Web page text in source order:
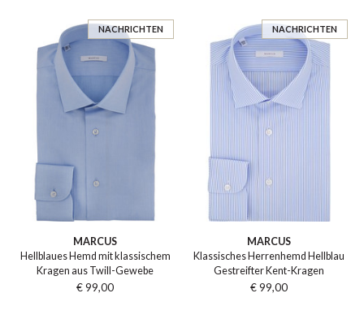
NACHRICHTEN
MARCUS
Hellblaues Hemd mit klassischem
Kragen aus Twill-Gewebe
€ 99,00
NACHRICHTEN
MARCUS
Klassisches Herrenhemd Hellblau
Gestreifter Kent-Kragen
€ 99,00